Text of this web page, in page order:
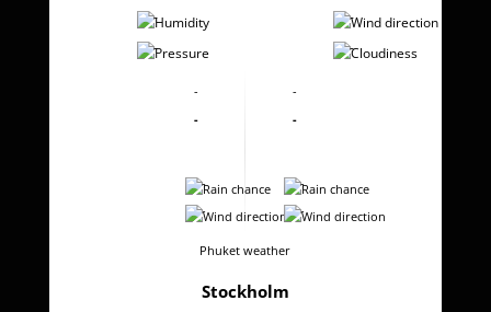
-
-
-
-
-
-
-
-
-
-
-
-
Phuket weather
Stockholm